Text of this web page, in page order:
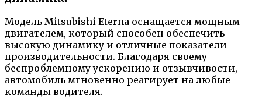
Модель Mitsubishi Eterna оснащается мощным
двигателем, который способен обеспечить
высокую динамику и отличные показатели
производительности. Благодаря своему
беспроблемному ускорению и отзывчивости,
автомобиль мгновенно реагирует на любые
команды водителя.